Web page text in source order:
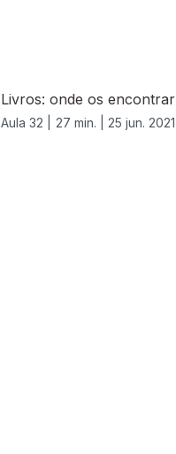
Livros: onde os encontrar
Aula 32 | 27 min. | 25 jun. 2021